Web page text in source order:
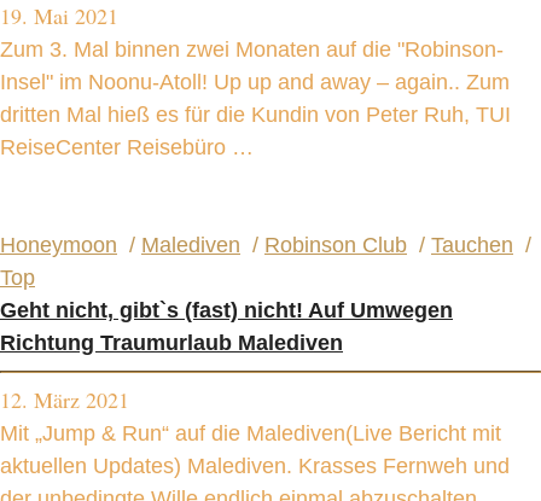
19. Mai 2021
Zum 3. Mal binnen zwei Monaten auf die "Robinson-
Insel" im Noonu-Atoll! Up up and away – again.. Zum
dritten Mal hieß es für die Kundin von Peter Ruh, TUI
ReiseCenter Reisebüro …
Honeymoon / Malediven / Robinson Club / Tauchen /
Top
Geht nicht, gibt`s (fast) nicht! Auf Umwegen
Richtung Traumurlaub Malediven
12. März 2021
Mit „Jump & Run“ auf die Malediven(Live Bericht mit
aktuellen Updates) Malediven. Krasses Fernweh und